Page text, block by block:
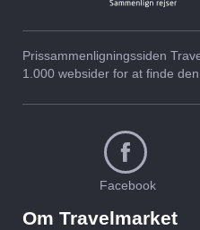
Prissammenligningssiden
1.000 websider for at finde
Facebook
Om Travelmarket